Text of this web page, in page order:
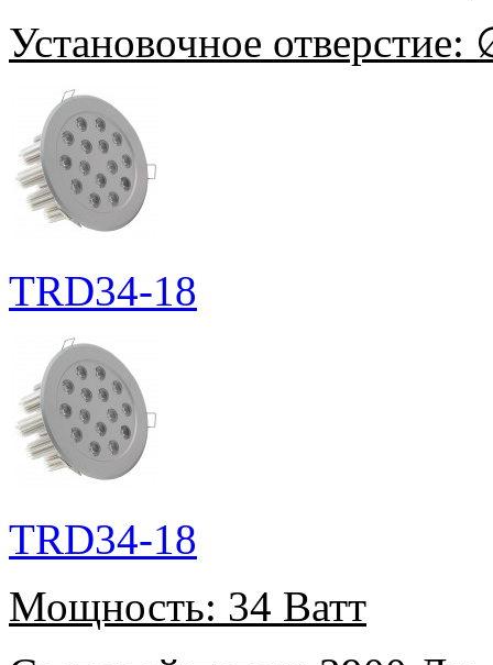
Установочное отверстие:
TRD34-18
TRD34-18
Мощность: 34 Ватт